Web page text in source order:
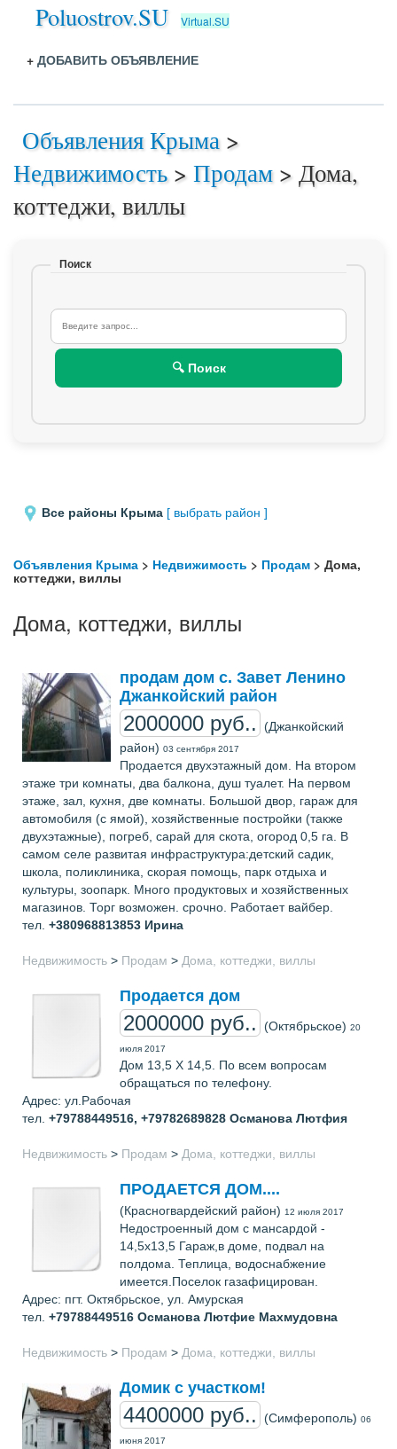
Poluostrov.SU Virtual.SU
+ ДОБАВИТЬ ОБЪЯВЛЕНИЕ
Объявления Крыма >
Недвижимость> Продам > Дома,
коттеджи, виллы
Поиск
🔍 Поиск
Все районы Крыма [ выбрать район ]
Объявления Крыма > Недвижимость > Продам > Дома,
коттеджи, виллы
Дома, коттеджи, виллы
продам дом с. Завет Ленино
Джанкойский район
2000000 руб..
(Джанкойский
район) 03 сентября 2017
Продается двухэтажный дом. На втором
этаже три комнаты, два балкона, душ туалет. На первом
этаже, зал, кухня, две комнаты. Большой двор, гараж для
автомобиля (с ямой), хозяйственные постройки (также
двухэтажные), погреб, сарай для скота, огород 0,5 га. В
самом селе развитая инфраструктура:детский садик,
школа, поликлиника, скорая помощь, парк отдыха и
культуры, зоопарк. Много продуктовых и хозяйственных
магазинов. Торг возможен. срочно. Работает вайбер.
тел. +380968813853 Ирина
Недвижимость > Продам > Дома, коттеджи, виллы
Продается дом
2000000 руб.. (Октябрьское) 20
июля 2017
Дом 13,5 Х 14,5. По всем вопросам
обращаться по телефону.
Адрес: ул.Рабочая
тел. +79788449516, +79782689828 Османова Лютфия
Недвижимость > Продам > Дома, коттеджи, виллы
ПРОДАЕТСЯ ДОМ....
(Красногвардейский район) 12 июля 2017
Недостроенный дом с мансардой -
14,5x13,5 Гараж,в доме, подвал на
полдома. Теплица, водоснабжение
имеется.Поселок газафицирован.
Адрес: пгт. Октябрьское, ул. Амурская
тел. +79788449516 Османова Лютфие Махмудовна
Недвижимость > Продам > Дома, коттеджи, виллы
Домик с участком!
4400000 руб.. (Симферополь) 06
июня 2017